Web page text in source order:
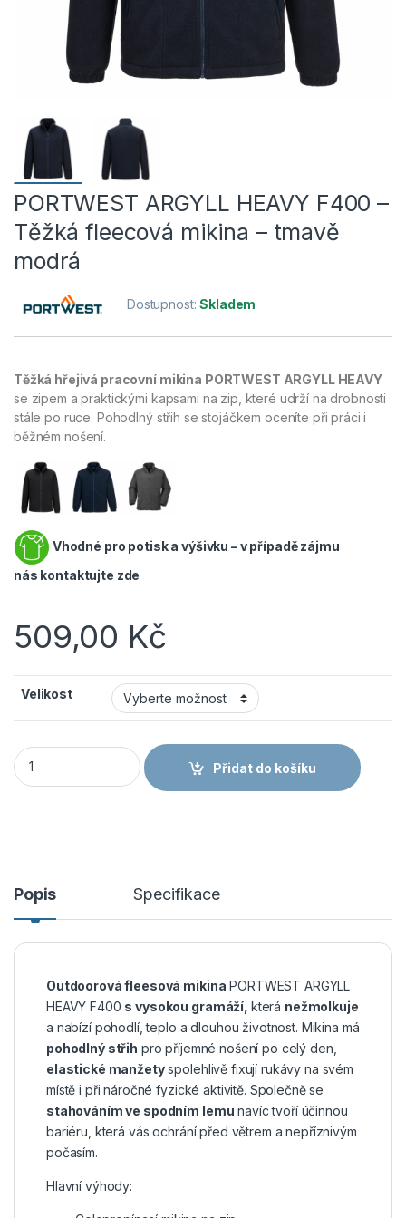
PORTWEST ARGYLL HEAVY F400 –
Těžká fleecová mikina – tmavě
modrá
Dostupnost:Skladem
Těžká hřejivá pracovní mikina PORTWEST ARGYLL HEAVY
se zipem a praktickými kapsami na zip, které udrží na drobnosti
stále po ruce. Pohodlný střih se stojáčkem oceníte při práci i
běžném nošení.
Vhodné pro potisk a výšivku – v případě zájmu
nás kontaktujte zde
509,00 Kč
Velikost
PORTWEST ARGYLL HEAVY F400 - Těžká fleecová mikina -
Přidat do košíku
Popis Specifikace
Outdoorová fleesová mikina PORTWEST ARGYLL
HEAVY F400 s vysokou gramáží, která nežmolkuje
a nabízí pohodlí, teplo a dlouhou životnost. Mikina má
pohodlný střih pro příjemné nošení po celý den,
elastické manžetyspolehlivě fixují rukávy na svém
místě i při náročné fyzické aktivitě. Společně se
stahováním ve spodním lemu navíc tvoří účinnou
bariéru, která vás ochrání před větrem a nepříznivým
počasím.
Hlavní výhody: